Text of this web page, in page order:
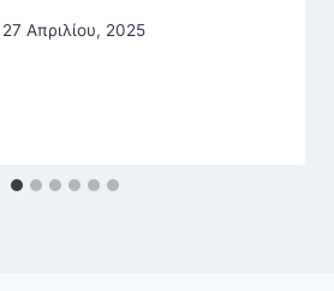
27 Απριλίου, 2025